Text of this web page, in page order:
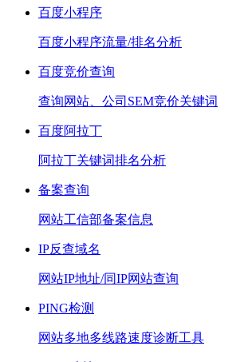
百度小程序
百度小程序流量/排名分析
百度竞价查询
查询网站、公司SEM竞价关键词
百度阿拉丁
阿拉丁关键词排名分析
备案查询
网站工信部备案信息
IP反查域名
网站IP地址/同IP网站查询
PING检测
网站多地多线路速度诊断工具